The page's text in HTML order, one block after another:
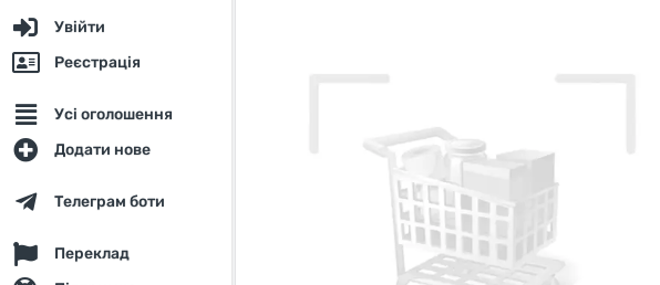
Увійти
Реєстрація
Усі оголошення
Додати нове
Телеграм боти
Переклад